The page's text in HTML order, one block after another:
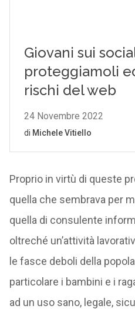
Proprio in virtù di queste
quella che sembrava per
quella di consulente
oltreché un’attività
le fasce deboli della
particolare i bambini e i
ad un uso sano, legale,